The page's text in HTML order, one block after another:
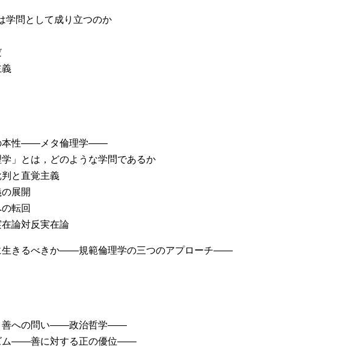
問として成り立つのか
本性――メタ倫理学――
」とは，どのような学問であるか
と直覚主義
展開
転回
論対反実在論
きるべきか――規範倫理学の三つのアプローチ――
への問い――政治哲学――
――善に対する正の優位――